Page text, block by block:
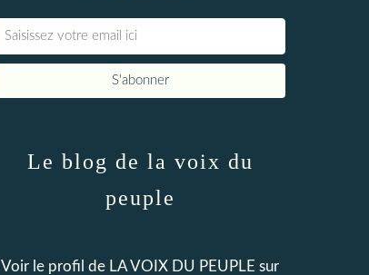
Le blog de la voix du
peuple
Voir le profil de LA VOIX DU PEUPLE sur